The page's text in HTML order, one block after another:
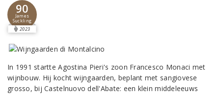
90
James
Suckling
2023
In 1991 startte Agostina Pieri's zoon Francesco Monaci met
wijnbouw. Hij kocht wijngaarden, beplant met sangiovese
grosso, bij Castelnuovo dell'Abate: een klein middeleeuws